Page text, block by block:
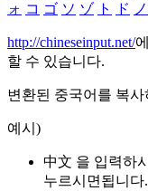
ォ コ ゴ ソ ゾ ト ド ノ
http://chineseinput.net/
할 수 있습니다.
변환된 중국어를 복
예시)
中文 을 입력하
누르시면됩니다.